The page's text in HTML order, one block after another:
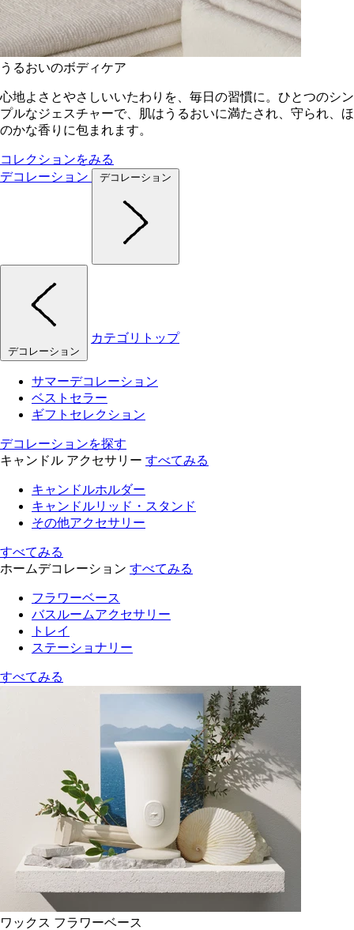
うるおいのボディケア
心地よさとやさしいいたわりを、毎日の習慣に。ひとつのシン
プルなジェスチャーで、肌はうるおいに満たされ、守られ、ほ
のかな香りに包まれます。
コレクションをみる
デコレーション
デコレーション
デコレーション
カテゴリトップ
サマーデコレーション
ベストセラー
ギフトセレクション
デコレーションを探す
キャンドル アクセサリー すべてみる
キャンドルホルダー
キャンドルリッド・スタンド
その他アクセサリー
すべてみる
ホームデコレーション すべてみる
フラワーベース
バスルームアクセサリー
トレイ
ステーショナリー
すべてみる
ワックス フラワーベース